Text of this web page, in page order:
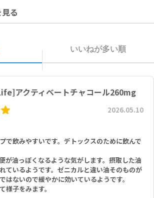
メロース（マツノキセルロール由来 植物性カプ
アリン酸Ｍｇ
る
いいねが多い順
アクティベートチャコール260mg
2026.05.10
で飲みやすいです。デトックスのために飲んで
が油っぽくなるような気がします。摂取した油
ているようです。ゼニカルと違い油そのものが
はないので緩やかに効いているようです。
様子をみます。